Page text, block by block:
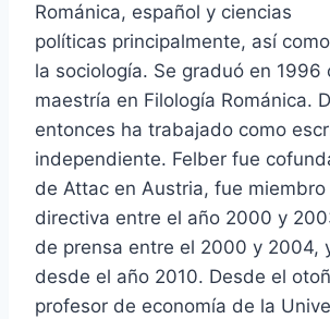
Románica, español y ciencias
políticas principalmente, así
la sociología. Se graduó en 1996
maestría en Filología Románica.
entonces ha trabajado como
independiente. Felber fue
de Attac en Austria, fue
directiva entre el año 2000 y
de prensa entre el 2000 y 2004,
desde el año 2010. Desde el
profesor de economía de la